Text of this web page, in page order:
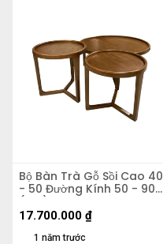
Bộ Bàn Trà Gỗ Sồi Cao 40
- 50 Đường Kính 50 - 90
(cm)
1 năm trước
17.700.000 ₫